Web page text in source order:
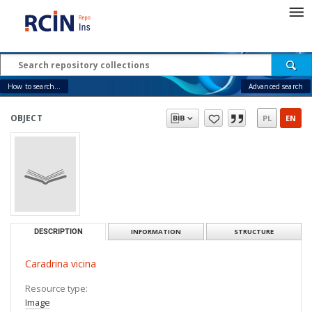
How to search... Advanced search
OBJECT PL EN
DESCRIPTION INFORMATION STRUCTURE
Caradrina vicina
Resource type:
Image